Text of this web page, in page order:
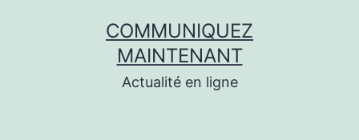
COMMUNIQUEZ
MAINTENANT
Actualité en ligne